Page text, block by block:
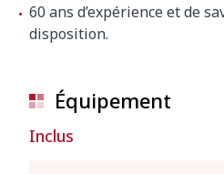
60 ans d’expérience et de
disposition.
Équipement
Inclus